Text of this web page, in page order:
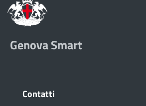
Genova Smart
Contatti